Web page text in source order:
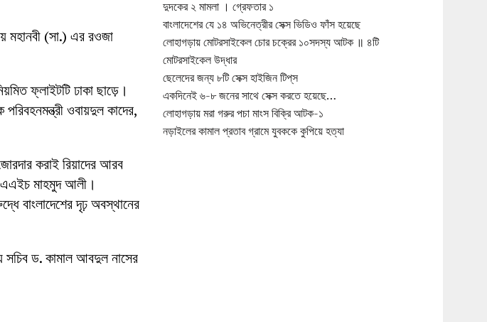
মহানবী (সা.) এর রওজা
ফ্লাইটটি ঢাকা ছাড়ে।
ওবায়দুল কাদের,
করাই রিয়াদের আরব
এএইচ মাহমুদ আলী।
বাংলাদেশের দৃঢ় অবস্থানের
সচিব ড. কামাল আবদুল নাসের
দুদকের ২ মামলা । গ্রেফতার ১
বাংলাদেশের যে ১৪ অভিনেত্রীর সেক্স ভিডিও ফাঁস হয়েছে
লোহাগড়ায় মোটরসাইকেল চোর চক্রের ১০সদস্য আটক ॥ ৪টি
মোটরসাইকেল উদ্ধার
ছেলেদের জন্য ৮টি সেক্স হাইজিন টিপ্‌স
একদিনেই ৬-৮ জনের সাথে সেক্স করতে হয়েছে…
লোহাগড়ায় মরা গরুর পচা মাংস বিক্রি আটক-১
নড়াইলের কামাল প্রতাব গ্রামে যুবককে কুপিয়ে হত্যা